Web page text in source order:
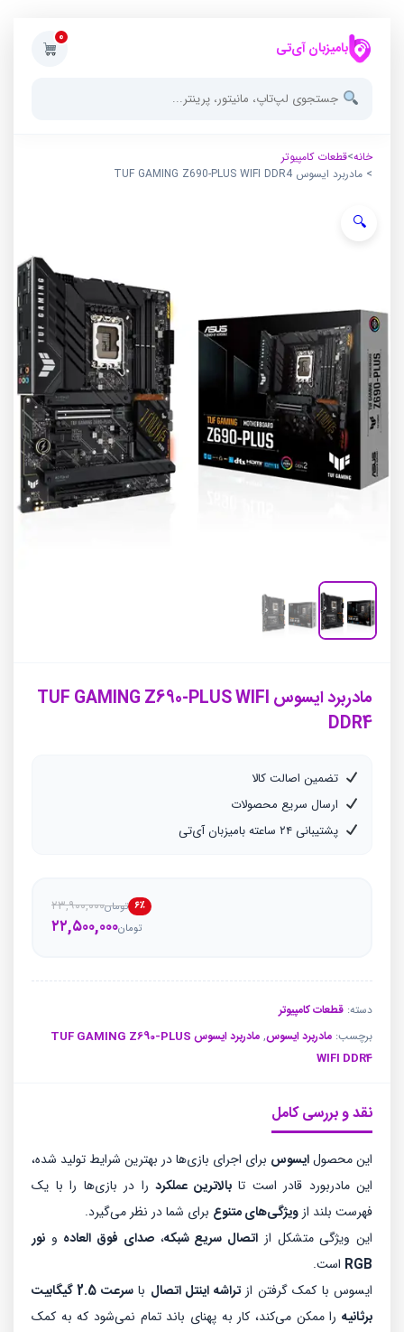
بامیزبان آی‌تی
0
خانه>قطعات کامپیوتر
> مادربرد ایسوس TUF GAMING Z690-PLUS WIFI DDR4
مادربرد ایسوس TUF GAMING Z690-PLUS WIFI
DDR4
تضمین اصالت کالا
ارسال سریع محصولات
پشتیبانی ۲۴ ساعته بامیزبان آی‌تی
۶٪ تومان۲۳,۹۰۰,۰۰۰
قیمت
تومان۲۲,۵۰۰,۰۰۰قیمت
دسته: قطعات کامپیوتر
برچسب: مادربرد ایسوس,
مادربرد ایسوس TUF GAMING Z690-PLUS
WIFI DDR4
نقد و بررسی کامل
این محصولایسوس برای اجرای بازی‌ها در بهترین شرایط تولید شده،
این مادربورد قادر است تابالاترین عملکرد را در بازی‌ها را با یک
فهرست بلند از ویژگی‌های متنوع برای شما در نظر می‌گیرد.
این ویژگی متشکل از اتصال سریع شبکه،صدای فوق العاده و نور
RGB است.
ایسوس با کمک گرفتن ازتراشه اینتل اتصال با
سرعت 2.5 گیگابیت
برثانیه را ممکن می‌کند، کار به پهنای باند تمام نمی‌شود که به کمک